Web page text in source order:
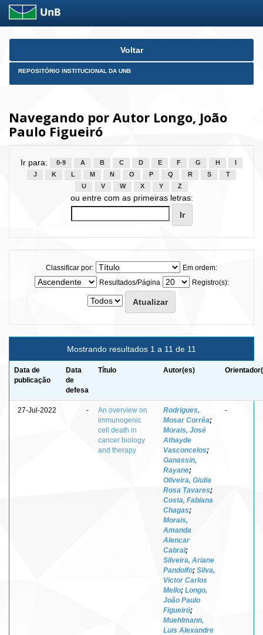
Skip
Voltar
REPOSITÓRIO INSTITUCIONAL DA UNB
Navegando por Autor Longo, João
Paulo Figueiró
Ir para: 0-9 A B C D E F G H
J
K L M N O P Q R S
T
U
V W X Y Z
ou entre com as primeiras letras:
Classificar por:
Em ordem:
Resultados/Página
Registro(s):
Mostrando resultados 1 a 11 de 11
Data de
publicação
Data
de
defesa
Título Autor(es)
27-Jul-2022 -
An overview on
immunogenic
cell death in
cancer biology
and therapy
Rodrigues,
Mosar Corrêa;
Morais, José
Athayde
Vasconcelos;
Ganassin,
Rayane;
Oliveira, Giulia
Rosa Tavares;
Costa, Fabiana
Chagas;
Morais,
Amanda
Alencar
Cabral;
Silveira, Ariane
Pandolfo; Silva,
Victor Carlos
Mello; Longo,
João Paulo
Figueiró;
Muehlmann,
Luis Alexandre
-